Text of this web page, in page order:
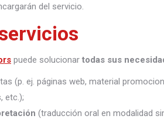
del servicio.
puede solucionar todas sus
(p. ej. páginas web, material
etc.);
(traducción oral en modalidad